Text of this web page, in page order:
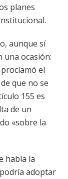
planes
aunque sí
una ocasión:
el
que no se
155 es
de un
«sobre la
habla la
adoptar